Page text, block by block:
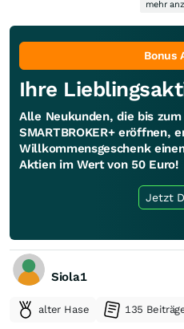
mehr
Bonus
Ihre
Alle Neukunden, die bis
SMARTBROKER+ eröffnen,
Willkommensgeschenk
Aktien im Wert von 50 Euro!
Jetzt
Siola1
alter Hase 135